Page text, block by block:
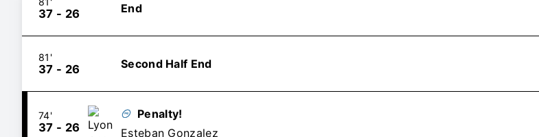
37 - 26 End
81'
37 - 26 Second Half End
74'
37 - 26
Penalty!
Esteban Gonzalez